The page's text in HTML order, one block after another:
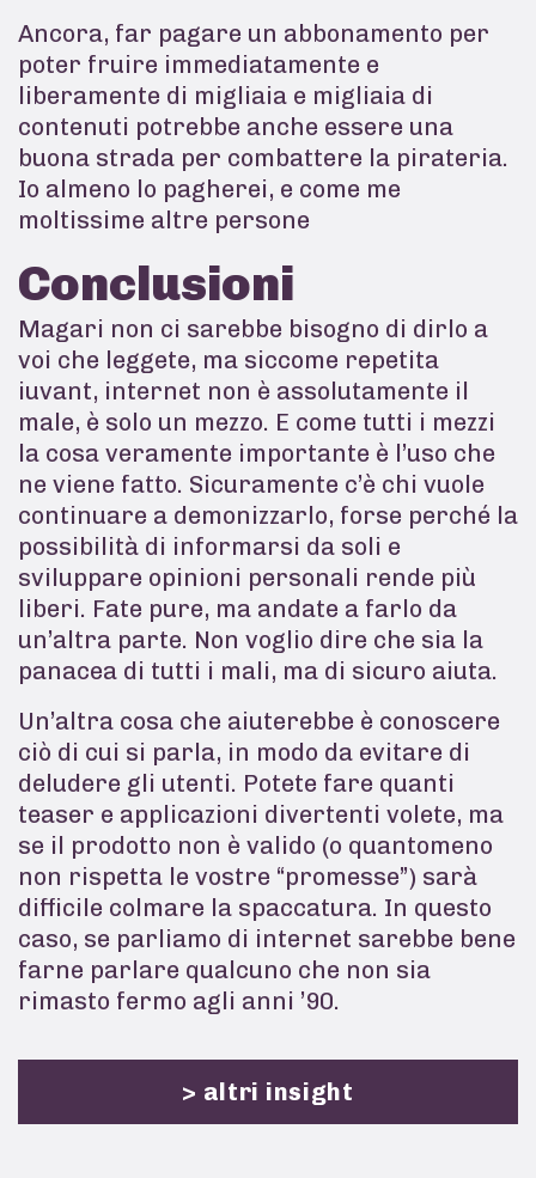
Ancora, far pagare un abbonamento per
poter fruire immediatamente e
liberamente di migliaia e migliaia di
contenuti potrebbe anche essere una
buona strada per combattere la pirateria.
Io almeno lo pagherei, e come me
moltissime altre persone
Conclusioni
Magari non ci sarebbe bisogno di dirlo a
voi che leggete, ma siccome repetita
iuvant, internet non è assolutamente il
male, è solo un mezzo. E come tutti i mezzi
la cosa veramente importante è l’uso che
ne viene fatto. Sicuramente c’è chi vuole
continuare a demonizzarlo, forse perché la
possibilità di informarsi da soli e
sviluppare opinioni personali rende più
liberi. Fate pure, ma andate a farlo da
un’altra parte. Non voglio dire che sia la
panacea di tutti i mali, ma di sicuro aiuta.
Un’altra cosa che aiuterebbe è conoscere
ciò di cui si parla, in modo da evitare di
deludere gli utenti. Potete fare quanti
teaser e applicazioni divertenti volete, ma
se il prodotto non è valido (o quantomeno
non rispetta le vostre “promesse”) sarà
difficile colmare la spaccatura. In questo
caso, se parliamo di internet sarebbe bene
farne parlare qualcuno che non sia
rimasto fermo agli anni ’90.
> altri insight